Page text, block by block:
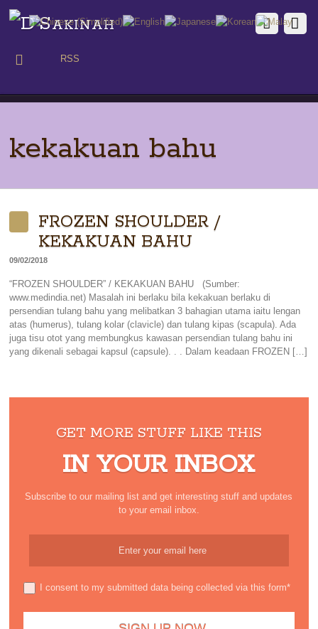
RSS
kekakuan bahu
FROZEN SHOULDER /
KEKAKUAN BAHU
09/02/2018
“FROZEN SHOULDER” / KEKAKUAN BAHU (Sumber:
www.medindia.net) Masalah ini berlaku bila kekakuan berlaku di
persendian tulang bahu yang melibatkan 3 bahagian utama iaitu lengan
atas (humerus), tulang kolar (clavicle) dan tulang kipas (scapula). Ada
juga tisu otot yang membungkus kawasan persendian tulang bahu ini
yang dikenali sebagai kapsul (capsule). . . Dalam keadaan FROZEN […]
GET MORE STUFF LIKE THIS
IN YOUR INBOX
Subscribe to our mailing list and get interesting stuff and updates
to your email inbox.
I consent to my submitted data being collected via this form*